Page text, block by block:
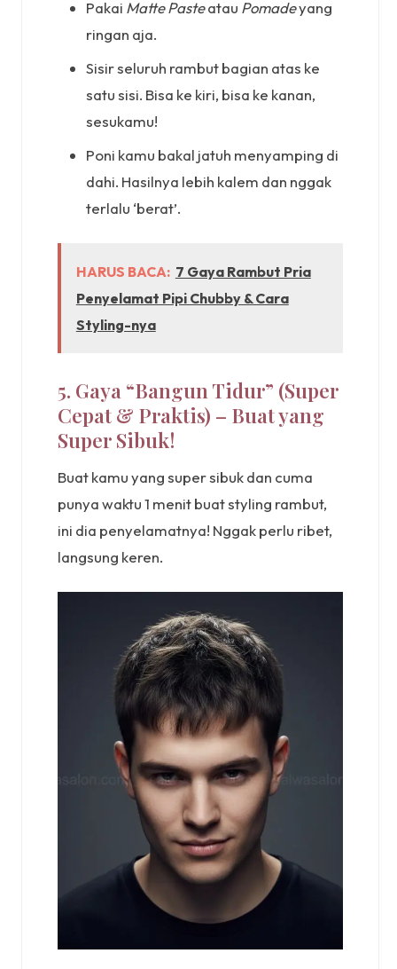
Pakai Matte Pasteatau Pomadeyang
ringan aja.
Sisir seluruh rambut bagian atas ke
satu sisi. Bisa ke kiri, bisa ke kanan,
sesukamu!
Poni kamu bakal jatuh menyamping di
dahi. Hasilnya lebih kalem dan nggak
terlalu ‘berat’.
HARUS BACA: 7 Gaya Rambut Pria
Penyelamat Pipi Chubby & Cara
Styling-nya
5. Gaya “Bangun Tidur” (Super
Cepat & Praktis) – Buat yang
Super Sibuk!
Buat kamu yang super sibuk dan cuma
punya waktu 1 menit buat styling rambut,
ini dia penyelamatnya! Nggak perlu ribet,
langsung keren.